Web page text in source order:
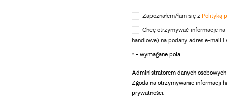
Zapoznałem/łam się z Polityką
Chcę otrzymywać informacje
handlowe) na podany adres e-mail
* - wymagane pola
Administratorem danych
Zgoda na otrzymywanie informacji
prywatności.